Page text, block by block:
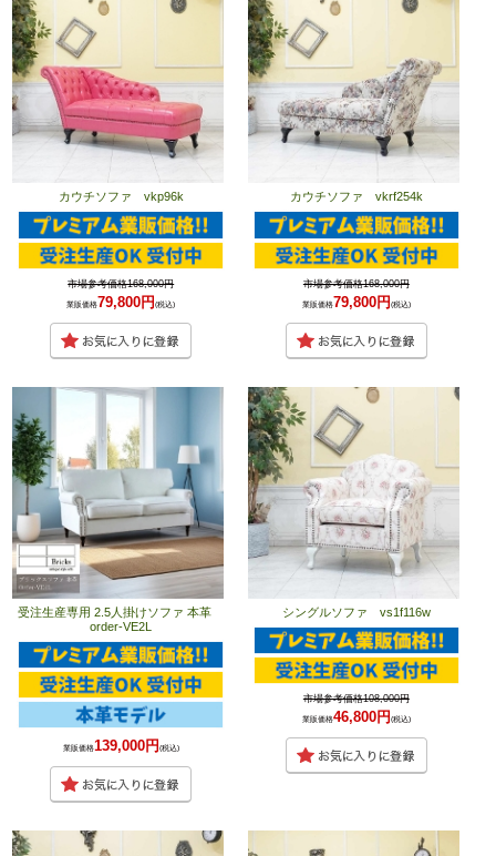
カウチソファ vkp96k
市場参考価格168,000円
業販価格79,800円(税込)
カウチソファ vkrf254k
市場参考価格168,000円
業販価格79,800円 (税込)
受注生産専用 2.5人掛けソファ 本革
order-VE2L
業販価格139,000円 (税込)
シングルソファ vs1f116w
市場参考価格108,000円
業販価格46,800円 (税込)